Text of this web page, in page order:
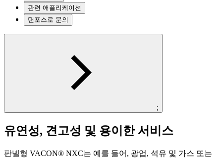
관련 애플리케이션
댄포스로 문의
;
유연성, 견고성 및 용이한 서비스
판넬형 VACON® NXC는 예를 들어, 광업, 석유 및 가스 또는